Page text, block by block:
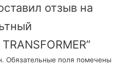
отзыв на
Обязательные поля помечены